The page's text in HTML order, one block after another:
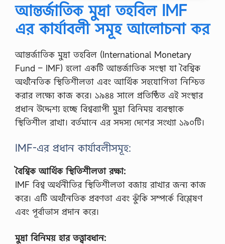
আন্তর্জাতিক মুদ্রা তহবিল IMF
এর কার্যাবলী সমূহ আলোচনা কর
আন্তর্জাতিক মুদ্রা তহবিল (International Monetary
Fund – IMF) হলো একটি আন্তর্জাতিক সংস্থা যা বৈশ্বিক
অর্থনৈতিক স্থিতিশীলতা এবং আর্থিক সহযোগিতা নিশ্চিত
করার লক্ষ্যে কাজ করে। ১৯৪৪ সালে প্রতিষ্ঠিত এই সংস্থার
প্রধান উদ্দেশ্য হচ্ছে বিশ্বব্যাপী মুদ্রা বিনিময় ব্যবস্থাকে
স্থিতিশীল রাখা। বর্তমানে এর সদস্য দেশের সংখ্যা ১৯০টি।
IMF-এর প্রধান কার্যাবলীসমূহ:
বৈশ্বিক আর্থিক স্থিতিশীলতা রক্ষা:
IMF বিশ্ব অর্থনীতির স্থিতিশীলতা বজায় রাখার জন্য কাজ
করে। এটি অর্থনৈতিক প্রবণতা এবং ঝুঁকি সম্পর্কে বিশ্লেষণ
এবং পূর্বাভাস প্রদান করে।
মুদ্রা বিনিময় হার তত্ত্বাবধান: